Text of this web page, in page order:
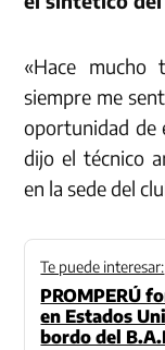
«Hace mucho
siempre me
oportunidad de
dijo el técnico
en la sede del
Te puede interesar:
PROMPERÚ
en Estados
bordo del